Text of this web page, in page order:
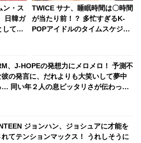
ン・ス
日韓ガ
てデ
TWICE サナ、睡眠時間は〇時間
が当たり前！？ 多忙すぎるK-
POPアイドルのタイムスケジュ
、J-HOPEの発想力にメロメロ！ 予測不
の発言に、だれよりも大笑いして夢中
… 同い年２人の息ピッタリさが伝わって
ジョンハン、ジョシュアに才能を
てテンションマックス！ うれしそうに